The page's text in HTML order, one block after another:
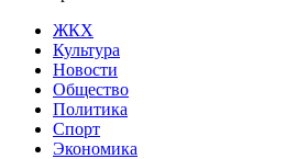
ЖКХ
Культура
Новости
Общество
Политика
Спорт
Экономика